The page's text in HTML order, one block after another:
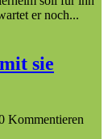
er noch...
sie
Kommentieren